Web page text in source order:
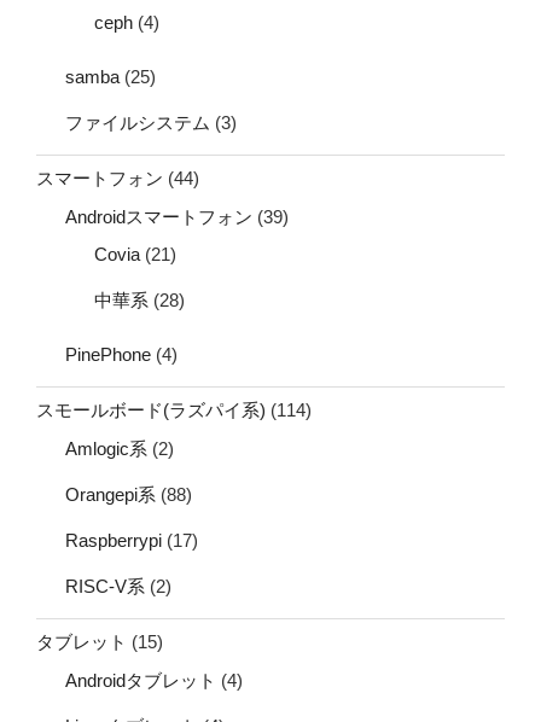
ceph (4)
samba (25)
ファイルシステム (3)
スマートフォン (44)
Androidスマートフォン (39)
Covia (21)
中華系 (28)
PinePhone (4)
スモールボード(ラズパイ系) (114)
Amlogic系 (2)
Orangepi系 (88)
Raspberrypi (17)
RISC-V系 (2)
タブレット (15)
Androidタブレット (4)